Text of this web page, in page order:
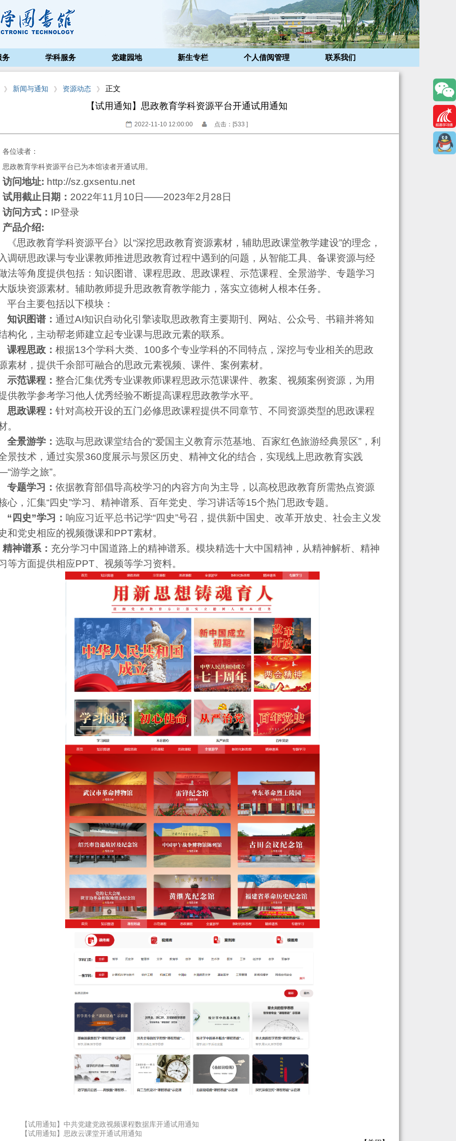
务 学科服务 党建园地 新生专栏 个人借阅管理 联系我们
新闻与通知 资源动态 正文
【试用通知】思政教育学科资源平台开通试用通知
2022-11-10 12:00:00 点击：[533 ]
各位读者：
思政教育学科资源平台已为本馆读者开通试用。
访问地址: http://sz.gxsentu.net
试用截止日期： 2022年11月10日——2023年2月28日
访问方式： IP登录
产品介绍:
《思政教育学科资源平台》以“深挖思政教育资源素材，辅助思政课堂教学建设”的理念，
调研思政课与专业课教师推进思政教育过程中遇到的问题，从智能工具、备课资源与经
法等角度提供包括：知识图谱、课程思政、思政课程、示范课程、全景游学、专题学习
版块资源素材。辅助教师提升思政教育教学能力，落实立德树人根本任务。
平台主要包括以下模块：
知识图谱： 通过AI知识自动化引擎读取思政教育主要期刊、网站、公众号、书籍并将知
构化，主动帮老师建立起专业课与思政元素的联系。
课程思政： 根据13个学科大类、100多个专业学科的不同特点，深挖与专业相关的思政
素材，提供千余部可融合的思政元素视频、课件、案例素材。
示范课程： 整合汇集优秀专业课教师课程思政示范课课件、教案、视频案例资源，为用
供教学参考学习他人优秀经验不断提高课程思政教学水平。
思政课程： 针对高校开设的五门必修思政课程提供不同章节、不同资源类型的思政课程
。
全景游学： 选取与思政课堂结合的“爱国主义教育示范基地、百家红色旅游经典景区”，利
景技术，通过实景360度展示与景区历史、精神文化的结合，实现线上思政教育实践
游学之旅”。
专题学习： 依据教育部倡导高校学习的内容方向为主导，以高校思政教育所需热点资源
心，汇集“四史”学习、精神谱系、百年党史、学习讲话等15个热门思政专题。
“四史”学习： 响应习近平总书记学“四史”号召，提供新中国史、改革开放史、社会主义发
和党史相应的视频微课和PPT素材。
精神谱系： 充分学习中国道路上的精神谱系。模块精选十大中国精神，从精神解析、精神
等方面提供相应PPT、视频等学习资料。
【试用通知】中共党建党政视频课程数据库开通试用通知
【试用通知】思政云课堂开通试用通知